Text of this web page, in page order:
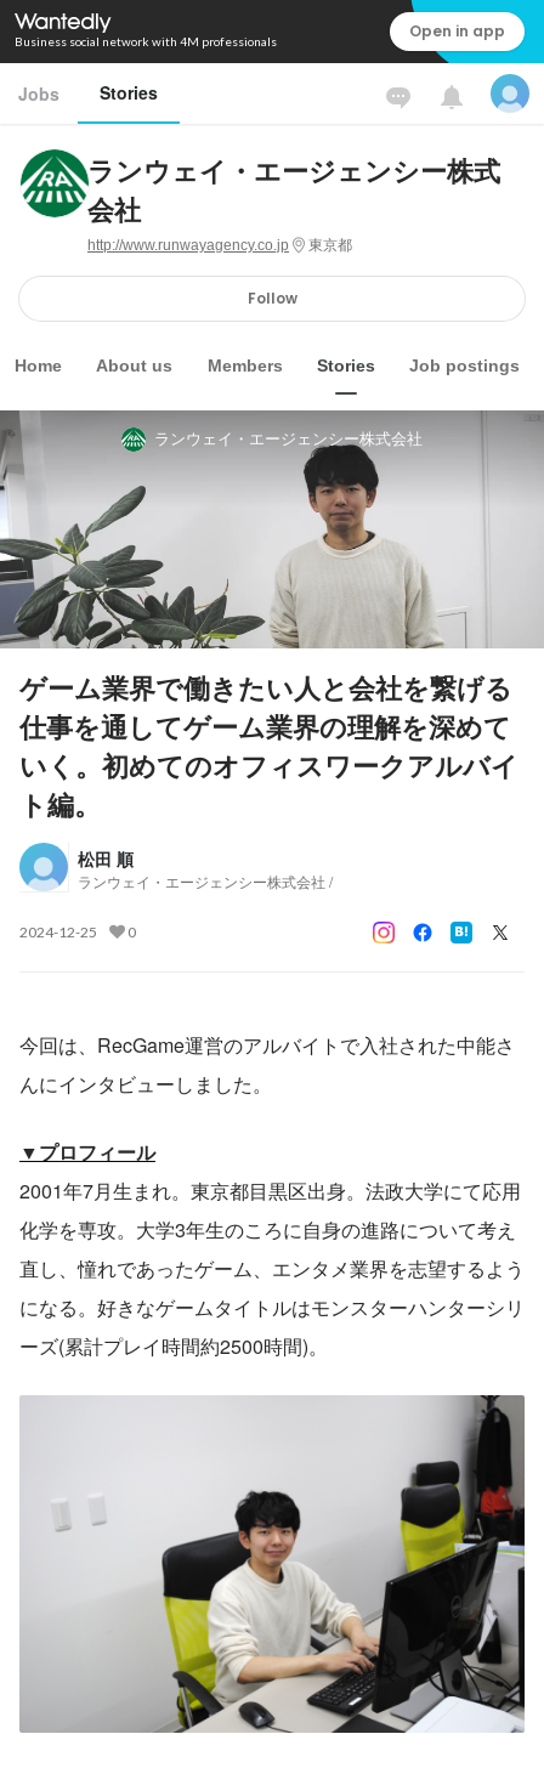
Business social network with 4M professionals Open in app
Jobs Stories
ランウェイ・エージェンシー株式
会社
http://www.runwayagency.co.jp 東京都
Follow
Home About us Members Stories Job postings
ランウェイ・エージェンシー株式会社
ゲーム業界で働きたい人と会社を繋げる
仕事を通してゲーム業界の理解を深めて
いく。初めてのオフィスワークアルバイ
ト編。
松田 順
ランウェイ・エージェンシー株式会社 /
2024-12-25 0
今回は、RecGame運営のアルバイトで入社された中能さ
んにインタビューしました。
▼プロフィール
2001年7月生まれ。東京都目黒区出身。法政大学にて応用
化学を専攻。大学3年生のころに自身の進路について考え
直し、憧れであったゲーム、エンタメ業界を志望するよう
になる。好きなゲームタイトルはモンスターハンターシリ
ーズ(累計プレイ時間約2500時間)。